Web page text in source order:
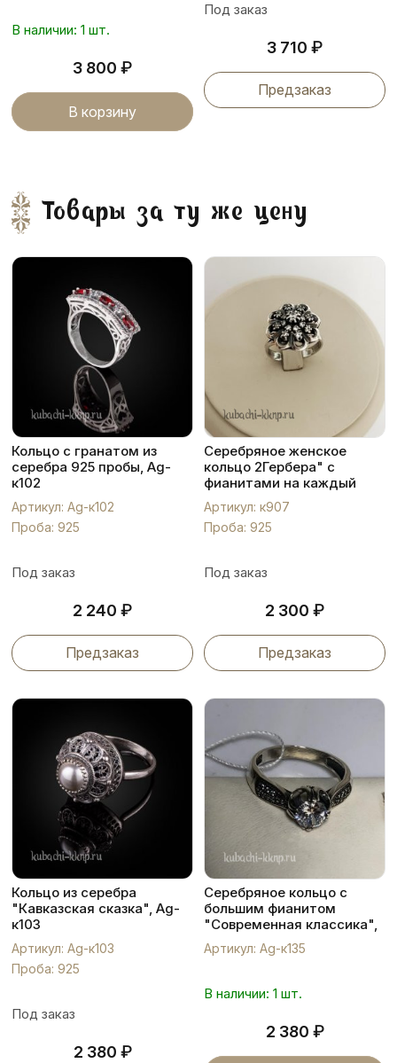
В наличии: 1 шт.
3 800 ₽
В корзину
Под заказ
3 710 ₽
Предзаказ
Товары за ту же цену
Кольцо с гранатом из
серебра 925 пробы, Ag-
к102
Артикул: Ag-к102
Проба: 925
Под заказ
2 240 ₽
Предзаказ
Серебряное женское
кольцо 2Гербера" с
фианитами на каждый
день крупное, к907
Артикул: к907
Проба: 925
Под заказ
2 300 ₽
Предзаказ
Кольцо из серебра
"Кавказская сказка", Ag-
к103
Артикул: Ag-к103
Проба: 925
Под заказ
2 380 ₽
Серебряное кольцо с
большим фианитом
"Современная классика",
Ag-к135
Артикул: Ag-к135
В наличии: 1 шт.
2 380 ₽